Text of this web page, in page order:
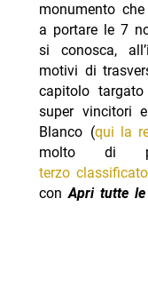
monumento
a portare le 7
si conosca,
motivi di
capitolo
super vincitori
Blanco (qui la
molto
terzo classificato
conApri tutte